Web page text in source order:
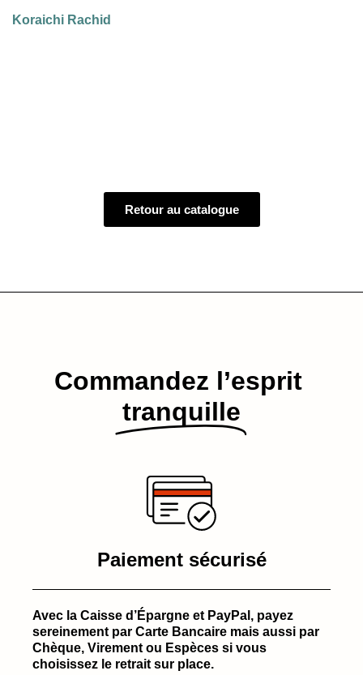
Koraichi Rachid
Retour au catalogue
Commandez l’esprit​
tranquille
Paiement sécurisé
Avec la Caisse d’Épargne et PayPal, payez
sereinement par Carte Bancaire mais aussi par
Chèque, Virement ou Espèces si vous
choisissez le retrait sur place.